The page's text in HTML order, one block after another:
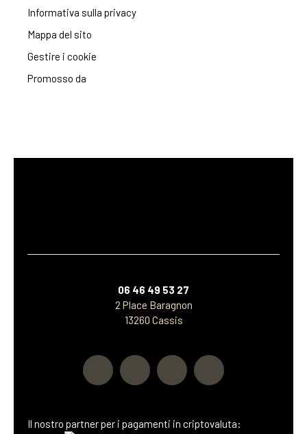
Informativa sulla privacy
Mappa del sito
Gestire i cookie
Promosso da
06 46 49 53 27
2 Place Baragnon
13260 Cassis
Il nostro partnerper i pagamenti in criptovaluta: